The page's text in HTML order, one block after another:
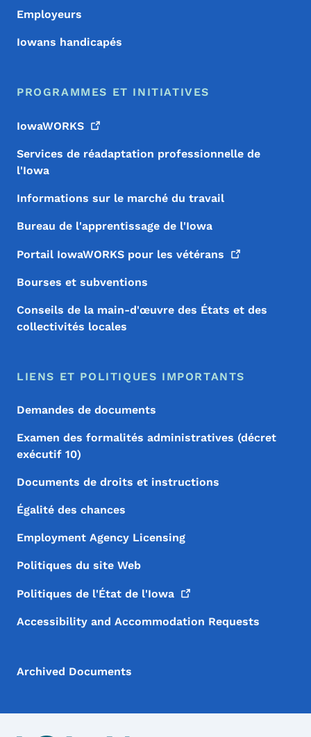
Employeurs
Iowans handicapés
PROGRAMMES ET INITIATIVES
IowaWORKS
Services de réadaptation professionnelle de
l'Iowa
Informations sur le marché du travail
Bureau de l'apprentissage de l'Iowa
Portail IowaWORKS pour les vétérans
Bourses et subventions
Conseils de la main-d'œuvre des États et des
collectivités locales
LIENS ET POLITIQUES IMPORTANTS
Demandes de documents
Examen des formalités administratives (décret
exécutif 10)
Documents de droits et instructions
Égalité des chances
Employment Agency Licensing
Politiques du site Web
Politiques de l'État de l'Iowa
Accessibility and Accommodation Requests
Archived Documents